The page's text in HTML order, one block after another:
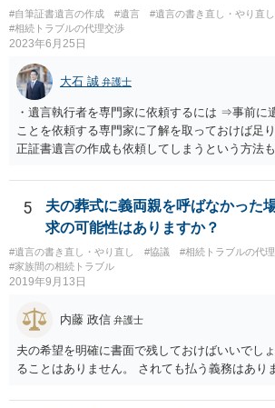
ようであれば警察への通報や法的措置も辞さな
書面を発送してもらうことがよろしいように思い
#自筆証書遺言の作成 #遺言 #遺言の書き直し・やり直し
#相続トラブルの代理交渉
2023年6月25日
大石 誠 弁護士
・遺言執行者を専門家に依頼するには ⇒事前に
ことを依頼する専門家に了解を取っておけば足
正証書遺言の作成も依頼してしまうという方法
ません。 遺言執行者に就任し、遺言執行が完了
弁護士費用としてかかります。 ・亡くなった際
筆証書遺言の存在を親族がなかったものにされ
書を法務局に保管した場合、死亡後、法務局に
ることになりますので、「法務局に預けた自筆
がなかったもの」にすることはできません。 存
がありえますが、その予防方法は、遺言者と面
難しいです。
5
夫の葬式に義両親を呼ばなかった
求の可能性はありますか？
#遺言の書き直し・やり直し #協議
#相続トラブルの代
#家族間の相続トラブル
2019年9月13日
内藤 政信 弁護士
夫の希望を明確に書面で残しておけばいいでし
ることはありません。 されても払う義務はあり